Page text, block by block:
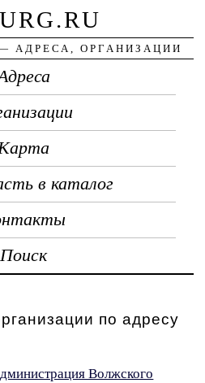
АДРЕСА, ОРГАНИЗАЦИИ
в каталог
Поиск
по адресу
Волжского